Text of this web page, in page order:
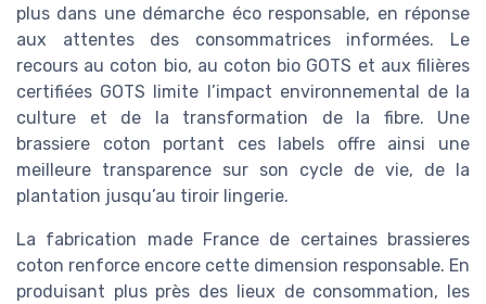
plus dans une démarche éco responsable, en réponse
aux attentes des consommatrices informées. Le
recours au coton bio, au coton bio GOTS et aux filières
certifiées GOTS limite l’impact environnemental de la
culture et de la transformation de la fibre. Une
brassiere coton portant ces labels offre ainsi une
meilleure transparence sur son cycle de vie, de la
plantation jusqu’au tiroir lingerie.
La fabrication made France de certaines brassieres
coton renforce encore cette dimension responsable. En
produisant plus près des lieux de consommation, les